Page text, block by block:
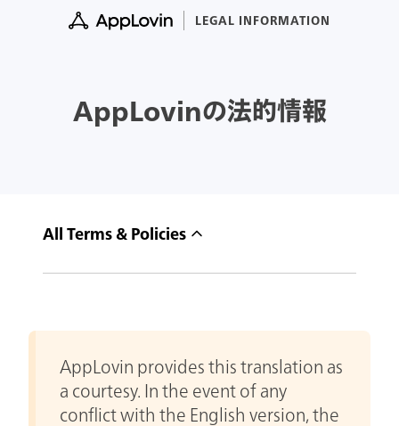
LEGAL INFORMATION
AppLovinの法的情報
All Terms & Policies
AppLovin provides this translation as
a courtesy. In the event of any
conflict with the English version, the